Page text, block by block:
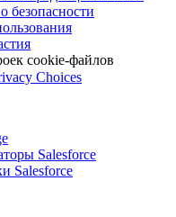
безопасности
cookie-файлов
Choices
Salesforce
Salesforce